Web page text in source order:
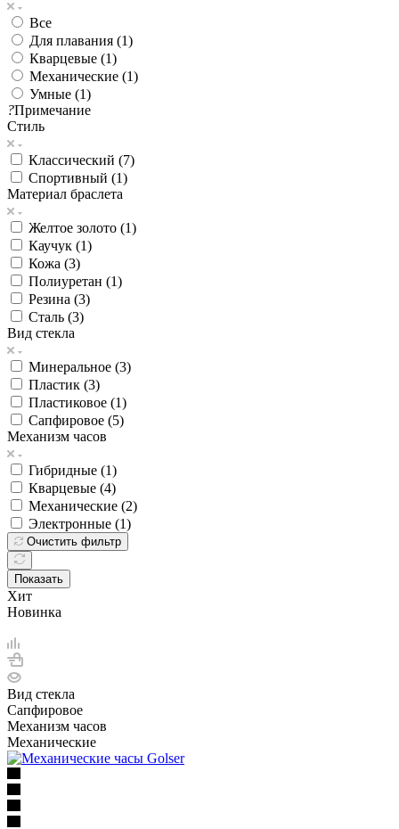
Все
Для плавания (1)
Кварцевые (1)
Механические (1)
Умные (1)
?Примечание
Стиль
Классический (7)
Спортивный (1)
Материал браслета
Желтое золото (1)
Каучук (1)
Кожа (3)
Полиуретан (1)
Резина (3)
Сталь (3)
Вид стекла
Минеральное (3)
Пластик (3)
Пластиковое (1)
Сапфировое (5)
Механизм часов
Гибридные (1)
Кварцевые (4)
Механические (2)
Электронные (1)
Очистить фильтр
Показать
Хит
Новинка
Вид стекла
Сапфировое
Механизм часов
Механические